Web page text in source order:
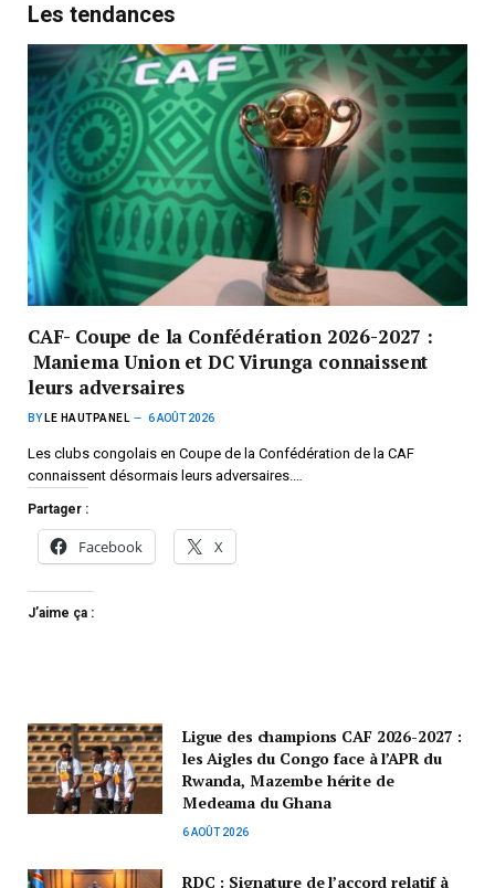
Les tendances
CAF- Coupe de la Confédération 2026-2027 :
Maniema Union et DC Virunga connaissent
leurs adversaires
BY LE HAUTPANEL 6 AOÛT 2026
Les clubs congolais en Coupe de la Confédération de la CAF
connaissent désormais leurs adversaires.…
Partager :
Facebook X
J’aime ça :
Ligue des champions CAF 2026-2027 :
les Aigles du Congo face à l’APR du
Rwanda, Mazembe hérite de
Medeama du Ghana
6 AOÛT 2026
RDC : Signature de l’accord relatif à